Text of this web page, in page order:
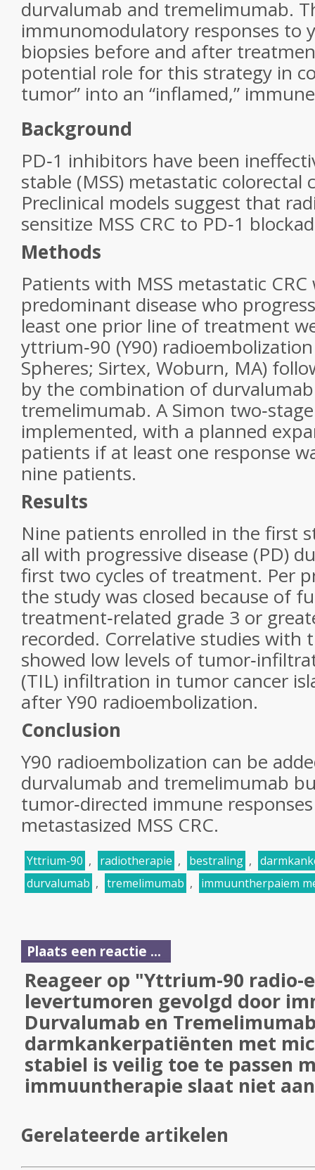
durvalumab and tremelimumab.
immunomodulatory responses to
biopsies before and after
potential role for this strategy in
tumor” into an “inflamed,”
Background
PD‐1 inhibitors have been
stable (MSS) metastatic colorectal
Preclinical models suggest that
sensitize MSS CRC to PD‐1
Methods
Patients with MSS metastatic CRC
predominant disease who
least one prior line of treatment
yttrium‐90 (Y90)
Spheres; Sirtex, Woburn, MA)
by the combination of
tremelimumab. A Simon
implemented, with a planned
patients if at least one response
nine patients.
Results
Nine patients enrolled in the first
all with progressive disease (PD)
first two cycles of treatment. Per
the study was closed because of
treatment‐related grade 3 or
recorded. Correlative studies with
showed low levels of
(TIL) infiltration in tumor cancer
after Y90 radioembolization.
Conclusion
Y90 radioembolization can be
durvalumab and tremelimumab
tumor‐directed immune
metastasized MSS CRC.
Yttrium-90 , radiotherapie , bestraling ,
durvalumab , tremelimumab , immuuntherpaiem
Plaats een reactie ...
Reageer op "Yttrium-90 radio-
levertumoren gevolgd door
Durvalumab en
darmkankerpatiënten met
stabiel is veilig toe te passen
immuuntherapie slaat niet
Gerelateerde artikelen